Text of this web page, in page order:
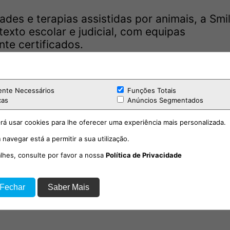
e terapias assistidas por animais, a
escolar e judicial, com equipas
certificados.
a sair do CROAS e a integrar uma equipa
Necessários
Funções Totais
Anúncios Segmentados
usar cookies para lhe oferecer uma experiência mais personalizada.
está a permitir a sua utilização.
consulte por favor a nossa Política de Privacidade
Saber Mais